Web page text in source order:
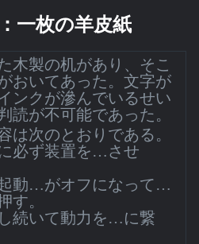
一枚の羊皮紙
木製の机があり、そこ
おいてあった。文字が
ンクが滲んでいるせい
読が不可能であった。
は次のとおりである。
必ず装置を…させ
動…がオフになって…
す。
続いて動力を…に繋